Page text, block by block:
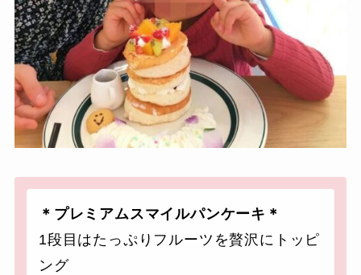
＊プレミアムスマイルパンケーキ＊
1段目はたっぷりフルーツを贅沢にトッピ
ング